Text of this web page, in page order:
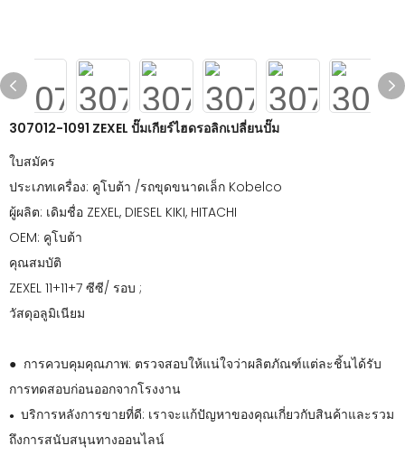
307012-1091 ZEXEL ปั๊มเกียร์ไฮดรอลิกเปลี่ยนปั๊ม
ใบสมัคร
ประเภทเครื่อง: คูโบต้า /รถขุดขนาดเล็ก Kobelco
ผู้ผลิต: เดิมชื่อ ZEXEL, DIESEL KIKI, HITACHI
OEM: คูโบต้า
คุณสมบัติ
ZEXEL 11+11+7 ซีซี/ รอบ ;
วัสดุอลูมิเนียม
● การควบคุมคุณภาพ: ตรวจสอบให้แน่ใจว่าผลิตภัณฑ์แต่ละชิ้นได้รับ
การทดสอบก่อนออกจากโรงงาน
● บริการหลังการขายที่ดี: เราจะแก้ปัญหาของคุณเกี่ยวกับสินค้าและรวม
ถึงการสนับสนุนทางออนไลน์